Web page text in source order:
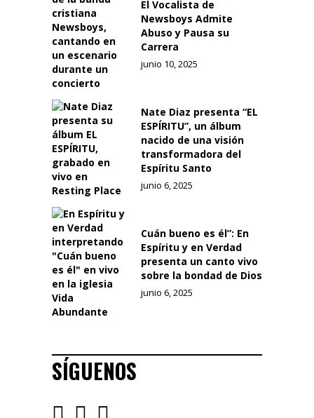
El Vocalista de
Newsboys Admite
Abuso y Pausa su
Carrera
junio 10, 2025
Nate Diaz presenta “EL
ESPÍRITU”, un álbum
nacido de una visión
transformadora del
Espíritu Santo
junio 6, 2025
Cuán bueno es él”: En
Espíritu y en Verdad
presenta un canto vivo
sobre la bondad de Dios
junio 6, 2025
SÍGUENOS